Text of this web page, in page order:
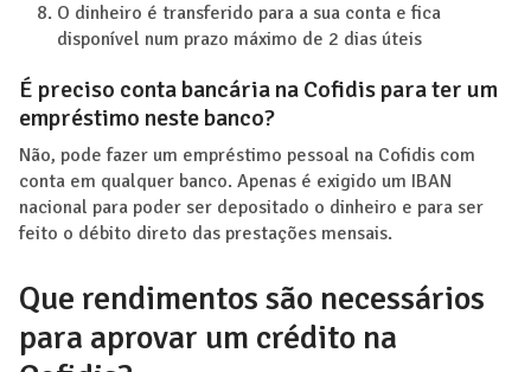
O dinheiro é transferido para a sua conta e fica
disponível num prazo máximo de 2 dias úteis
É preciso conta bancária na Cofidis para ter um
empréstimo neste banco?
Não, pode fazer um empréstimo pessoal na Cofidis com
conta em qualquer banco. Apenas é exigido um IBAN
nacional para poder ser depositado o dinheiro e para ser
feito o débito direto das prestações mensais.
Que rendimentos são necessários
para aprovar um crédito na